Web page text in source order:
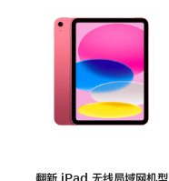
翻新 iPad 无线局域网机型